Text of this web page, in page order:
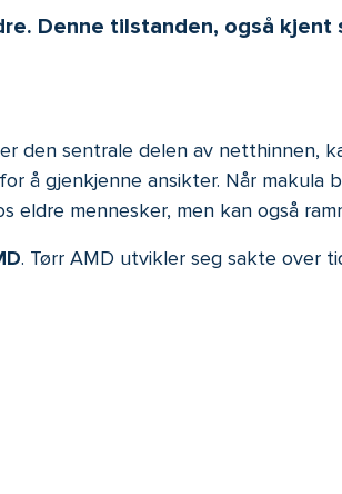
Denne tilstanden, også kjent
den sentrale delen av netthinnen,
å gjenkjenne ansikter. Når
mennesker, men kan også
. Tørr AMD utvikler seg sakte over